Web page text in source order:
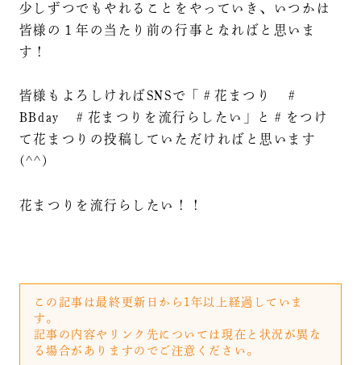
少しずつでもやれることをやっていき、いつかは
皆様の１年の当たり前の行事となればと思いま
す！
皆様もよろしければSNSで「＃花まつり ＃
BBday ＃花まつりを流行らしたい」と＃をつけ
て花まつりの投稿していただければと思います
(^^)
花まつりを流行らしたい！！
この記事は最終更新日から1年以上経過していま
す。
記事の内容やリンク先については現在と状況が異な
る場合がありますのでご注意ください。